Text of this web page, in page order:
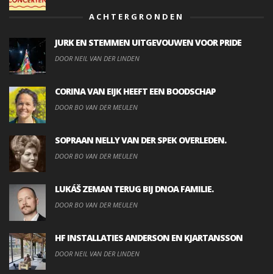
ACHTERGRONDEN
JURK EN STEMMEN UITGEVOUWEN VOOR PRIDE
DOOR NEIL VAN DER LINDEN
CORINA VAN EIJK HEEFT EEN BOODSCHAP
DOOR BO VAN DER MEULEN
SOPRAAN NELLY VAN DER SPEK OVERLEDEN.
DOOR BO VAN DER MEULEN
LUKÁŠ ZEMAN TERUG BIJ DNOA FAMILIE.
DOOR BO VAN DER MEULEN
HF INSTALLATIES ANDERSON EN KJARTANSSON
DOOR NEIL VAN DER LINDEN